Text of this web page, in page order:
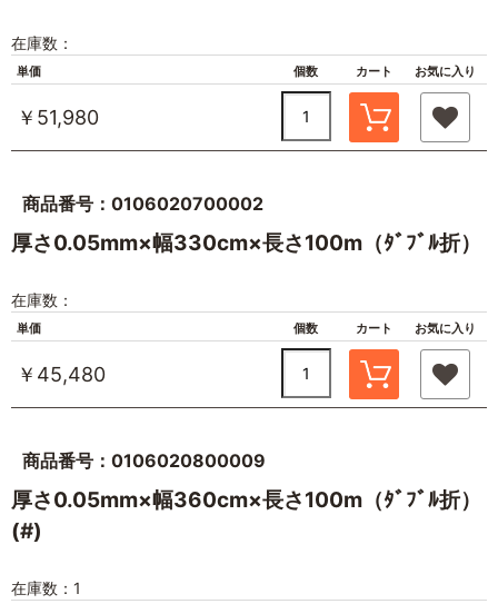
在庫数：
単価 個数 カート お気に入り
￥51,980
商品番号：0106020700002
厚さ0.05mm×幅330cm×長さ100m（ﾀﾞﾌﾞﾙ折）
在庫数：
単価 個数 カート お気に入り
￥45,480
商品番号：0106020800009
厚さ0.05mm×幅360cm×長さ100m（ﾀﾞﾌﾞﾙ折）
(#)
在庫数：1